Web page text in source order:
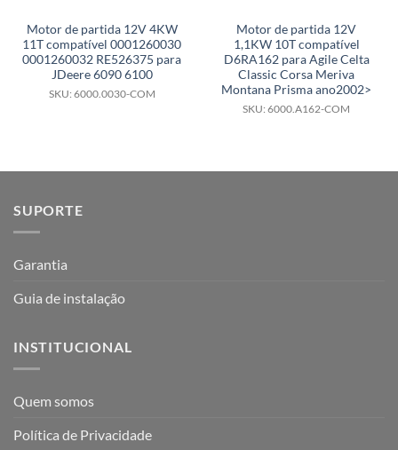
Motor de partida 12V 4KW
11T compatível 0001260030
0001260032 RE526375 para
JDeere 6090 6100
SKU: 6000.0030-COM
Motor de partida 12V
1,1KW 10T compatível
D6RA162 para Agile Celta
Classic Corsa Meriva
Montana Prisma ano2002>
SKU: 6000.A162-COM
SUPORTE
Garantia
Guia de instalação
INSTITUCIONAL
Quem somos
Política de Privacidade